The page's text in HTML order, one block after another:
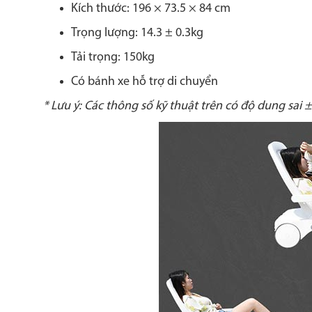
Kích thước: 196 × 73.5 × 84 cm
Trọng lượng: 14.3 ± 0.3kg
Tải trọng: 150kg
Có bánh xe hỗ trợ di chuyển
* Lưu ý: Các thông số kỹ thuật trên có độ dung sai